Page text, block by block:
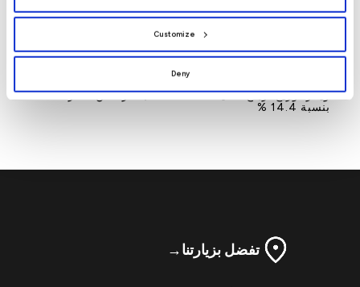
preferences by clicking[Customize].
Customize
Deny
News
Post
← بيت التمويل الكويتي يتيح
مباشرة من مقار العملاء
بيت التمويل الكويتي –
ويقر توزيع أرباح نقدية
بنسبة 14.4 %
→
تفضل بزيارتنا→